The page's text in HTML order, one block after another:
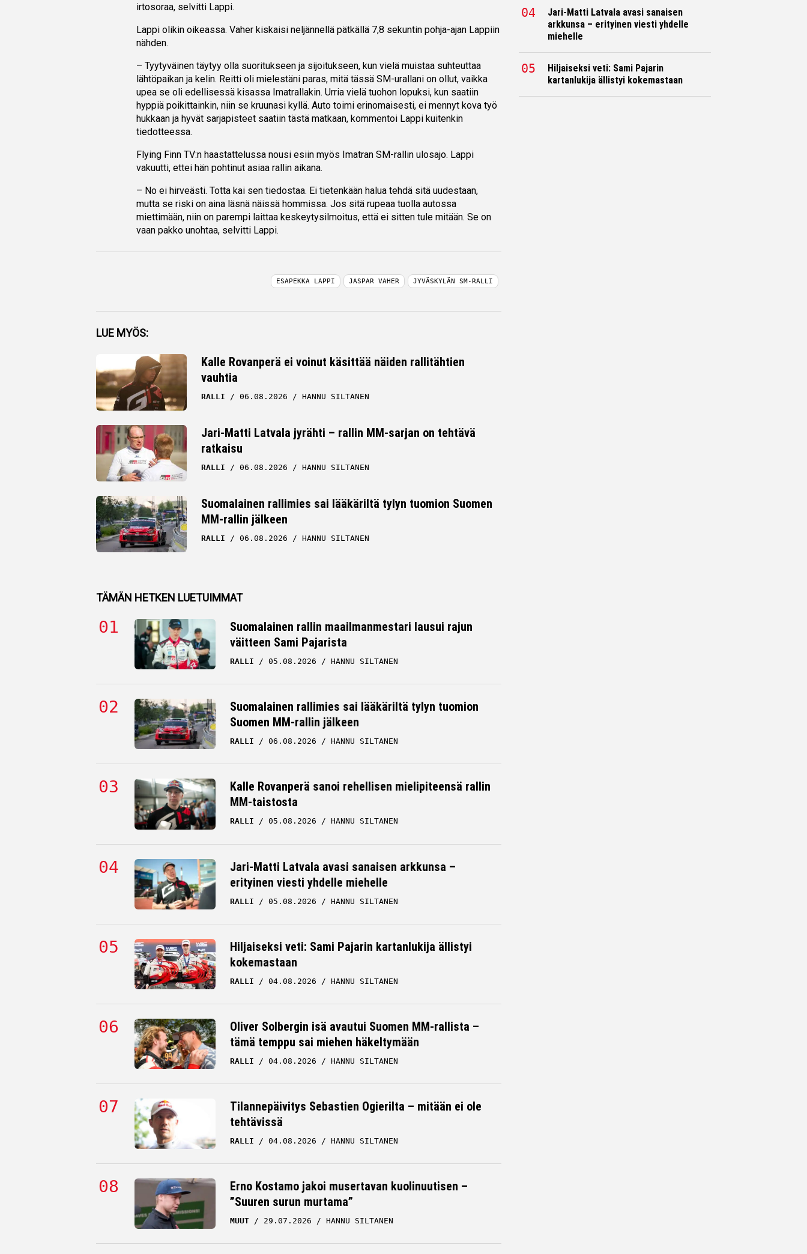
irtosoraa, selvitti Lappi.
Lappi olikin oikeassa. Vaher kiskaisi neljännellä pätkällä 7,8 sekuntin pohja-ajan Lappiin
nähden.
– Tyytyväinen täytyy olla suoritukseen ja sijoitukseen, kun vielä muistaa suhteuttaa
lähtöpaikan ja kelin. Reitti oli mielestäni paras, mitä tässä SM-urallani on ollut, vaikka
upea se oli edellisessä kisassa Imatrallakin. Urria vielä tuohon lopuksi, kun saatiin
hyppiä poikittainkin, niin se kruunasi kyllä. Auto toimi erinomaisesti, ei mennyt kova työ
hukkaan ja hyvät sarjapisteet saatiin tästä matkaan, kommentoi Lappi kuitenkin
tiedotteessa.
Flying Finn TV:n haastattelussa nousi esiin myös Imatran SM-rallin ulosajo. Lappi
vakuutti, ettei hän pohtinut asiaa rallin aikana.
– No ei hirveästi. Totta kai sen tiedostaa. Ei tietenkään halua tehdä sitä uudestaan,
mutta se riski on aina läsnä näissä hommissa. Jos sitä rupeaa tuolla autossa
miettimään, niin on parempi laittaa keskeytysilmoitus, että ei sitten tule mitään. Se on
vaan pakko unohtaa, selvitti Lappi.
Facebook
Whatsapp
ESAPEKKA LAPPI JASPAR VAHER JYVÄSKYLÄN SM-RALLI
LUE MYÖS:
Kalle Rovanperä ei voinut käsittää näiden rallitähtien
vauhtia
RALLI 06.08.2026 HANNU SILTANEN
Jari-Matti Latvala jyrähti – rallin MM-sarjan on tehtävä
ratkaisu
RALLI 06.08.2026 HANNU SILTANEN
Suomalainen rallimies sai lääkäriltä tylyn tuomion Suomen
MM-rallin jälkeen
RALLI 06.08.2026 HANNU SILTANEN
TÄMÄN HETKEN LUETUIMMAT
Suomalainen rallin maailmanmestari lausui rajun
väitteen Sami Pajarista
RALLI 05.08.2026 HANNU SILTANEN
Suomalainen rallimies sai lääkäriltä tylyn tuomion
Suomen MM-rallin jälkeen
RALLI 06.08.2026 HANNU SILTANEN
Kalle Rovanperä sanoi rehellisen mielipiteensä rallin
MM-taistosta
RALLI 05.08.2026 HANNU SILTANEN
Jari-Matti Latvala avasi sanaisen arkkunsa –
erityinen viesti yhdelle miehelle
RALLI 05.08.2026 HANNU SILTANEN
Hiljaiseksi veti: Sami Pajarin kartanlukija ällistyi
kokemastaan
RALLI 04.08.2026 HANNU SILTANEN
Oliver Solbergin isä avautui Suomen MM-rallista –
tämä temppu sai miehen häkeltymään
RALLI 04.08.2026 HANNU SILTANEN
Tilannepäivitys Sebastien Ogierilta – mitään ei ole
tehtävissä
RALLI 04.08.2026 HANNU SILTANEN
Erno Kostamo jakoi musertavan kuolinuutisen –
”Suuren surun murtama”
MUUT 29.07.2026 HANNU SILTANEN
Jari-Matti Latvala avasi sanaisen
arkkunsa – erityinen viesti yhdelle
miehelle
Hiljaiseksi veti: Sami Pajarin
kartanlukija ällistyi kokemastaan